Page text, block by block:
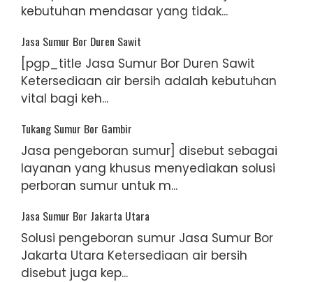
kebutuhan mendasar yang tidak...
Jasa Sumur Bor Duren Sawit
[pgp_title Jasa Sumur Bor Duren Sawit
Ketersediaan air bersih adalah kebutuhan
vital bagi keh...
Tukang Sumur Bor Gambir
Jasa pengeboran sumur] disebut sebagai
layanan yang khusus menyediakan solusi
perboran sumur untuk m...
Jasa Sumur Bor Jakarta Utara
Solusi pengeboran sumur Jasa Sumur Bor
Jakarta Utara Ketersediaan air bersih
disebut juga kep...